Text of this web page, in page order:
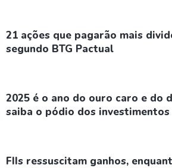
21 ações que pagarão mais
segundo BTG Pactual
2025 é o ano do ouro caro e do
saiba o pódio dos investimentos
FIIs ressuscitam ganhos,